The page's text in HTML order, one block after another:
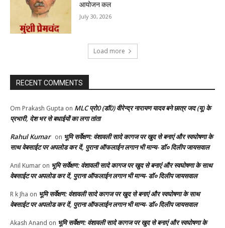
आयोजन कल
July 30, 2026
Load more
RECENT COMMENTS
Om Prakash Gupta on MLC प्रो0 (डॉ0) वीरेन्द्र नारायण यादव बने छात्र जद (यू) के
प्रभारी, देश भर से बधाईयों का लगा तांता
Rahul Kumar on भूमि सर्वेक्षण: वंशावली सादे कागज पर खुद से बनाएं और स्वघोषणा के
साथ वेबसाईट पर अपलोड कर दें, पुराना ऑफलाईन लगान भी मान्य- डॉ० दिलीप जायसवाल
Anil Kumar on भूमि सर्वेक्षण: वंशावली सादे कागज पर खुद से बनाएं और स्वघोषणा के साथ
वेबसाईट पर अपलोड कर दें, पुराना ऑफलाईन लगान भी मान्य- डॉ० दिलीप जायसवाल
R k Jha on भूमि सर्वेक्षण: वंशावली सादे कागज पर खुद से बनाएं और स्वघोषणा के साथ
वेबसाईट पर अपलोड कर दें, पुराना ऑफलाईन लगान भी मान्य- डॉ० दिलीप जायसवाल
Akash Anand on भूमि सर्वेक्षण: वंशावली सादे कागज पर खुद से बनाएं और स्वघोषणा के